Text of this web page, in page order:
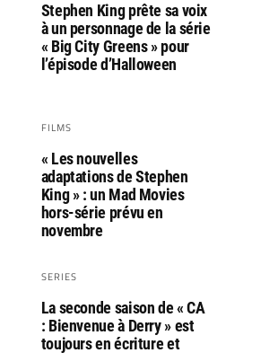
Stephen King prête sa voix
à un personnage de la série
« Big City Greens » pour
l’épisode d’Halloween
FILMS
« Les nouvelles
adaptations de Stephen
King » : un Mad Movies
hors-série prévu en
novembre
SERIES
La seconde saison de « CA
: Bienvenue à Derry » est
toujours en écriture et